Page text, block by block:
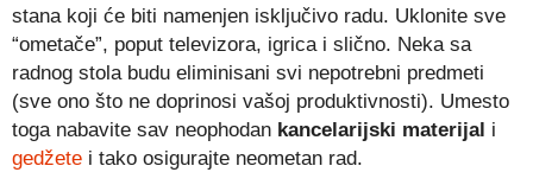
stana koji će biti namenjen isključivo radu. Uklonite sve
“ometače”, poput televizora, igrica i slično. Neka sa
radnog stola budu eliminisani svi nepotrebni predmeti
(sve ono što ne doprinosi vašoj produktivnosti). Umesto
toga nabavite sav neophodan kancelarijski materijal i
gedžete i tako osigurajte neometan rad.